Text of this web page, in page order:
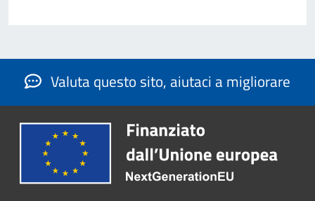
Valuta questo sito, aiutaci a migliorare